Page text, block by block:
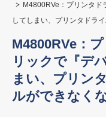
M4800RVe：プリンタド
してしまい、プリンタドラ
M4800RVe：
リックで『デ
まい、プリン
ルができなく